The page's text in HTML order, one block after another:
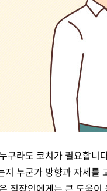
구라도 코치가 필요합
지 누군가 방향과 자세
직장인에게는 큰 도움이